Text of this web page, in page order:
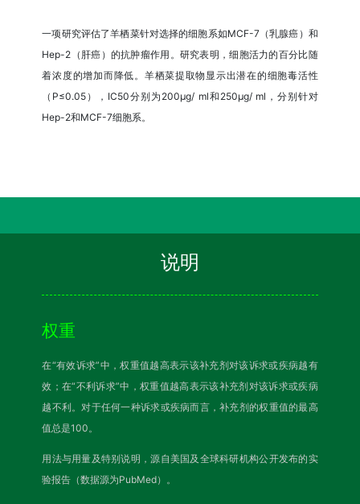
一项研究评估了羊栖菜针对选择的细胞系如MCF-7（乳腺癌）和
Hep-2（肝癌）的抗肿瘤作用。研究表明，细胞活力的百分比随
着浓度的增加而降低。羊栖菜提取物显示出潜在的细胞毒活性
（P≤0.05），IC50分别为200μg/ ml和250μg/ ml，分别针对
Hep-2和MCF-7细胞系。
说明
权重
在“有效诉求”中，权重值越高表示该补充剂对该诉求或疾病越有
效；在“不利诉求”中，权重值越高表示该补充剂对该诉求或疾病
越不利。对于任何一种诉求或疾病而言，补充剂的权重值的最高
值总是100。
用法与用量及特别说明，源自美国及全球科研机构公开发布的实
验报告（数据源为PubMed）。